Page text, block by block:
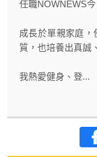
任職NOWNEWS
成長於單親家庭
質，也培養出真誠
我熱愛健身、登...